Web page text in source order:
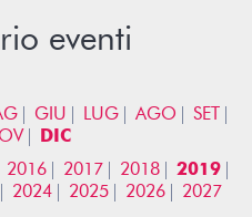
eventi
GIU LUG AGO
SET
DIC
2016 2017 2018
2019
2024 2025 2026 2027